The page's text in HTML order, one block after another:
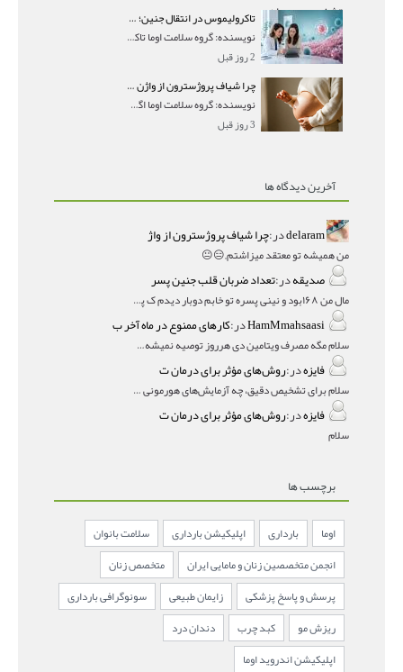
تاکرولیموس در انتقال جنین؛ آیا شانس لانه‌گزینی را افزایش می‌دهد؟
نویسنده: گروه سلامت اوما تاکرولیموس در انتقال جنین
2 روز قبل
چرا شیاف پروژسترون از واژن بیرون می‌ریزد؟ میزان جذب و زمان صحیح مصرف
نویسنده: گروه سلامت اوما اگر بعد از گذاشتن شیاف پر
3 روز قبل
آخرین دیدگاه ها
delaramدر:چرا شیاف پروژسترون از واژ
من همیشه تو معتقد میزاشتم,,😑😐
صدیقهدر:تعداد ضربان قلب جنین پسر
مال من ۱۶۸بود و نینی پسره تو خابم دوبار دیدم ک پسره
HamMmahsaasiدر:کارهای ممنوع در ماه آخر ب
سلام مگه مصرف ویتامین دی هرروز توصیه نمیشه؟درمقاله میگه
فایزهدر:روش‌های مؤثر برای درمان ت
سلام برای تشخیص دقیق، چه آزمایش‌های هورمونی و چه سونوگر
فایزهدر:روش‌های مؤثر برای درمان ت
سلام
برچسب ها
اوما بارداری اپلیکیشن بارداری
سلامت بانوان
انجمن متخصصین زنان و مامایی ایران
متخصص زنان
پرسش و پاسخ پزشکی
زایمان طبیعی
سونوگرافی بارداری
ریزش مو
کبد چرب
دندان درد
اپلیکیشن اندروید اوما